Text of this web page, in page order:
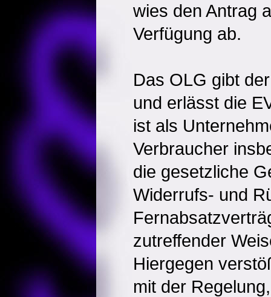
wies den Antrag
Verfügung ab.
Das OLG gibt
und erlässt die
ist als
Verbraucher
die gesetzliche
Widerrufs- und
zutreffender
Hiergegen
mit der